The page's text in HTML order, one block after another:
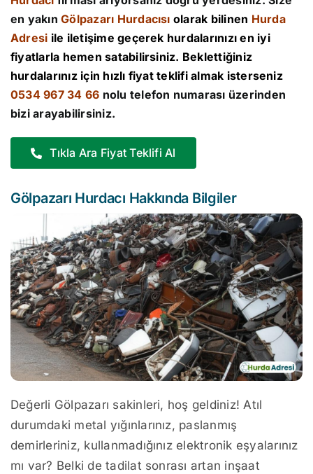
en yakınGölpazarı Hurdacısı olarak bilinen Hurda
Adresi ile iletişime geçerek hurdalarınızı en iyi
fiyatlarla hemen satabilirsiniz. Beklettiğiniz
hurdalarınız için hızlı fiyat teklifi almak isterseniz
0534 967 34 66 nolu telefon numarası üzerinden
bizi arayabilirsiniz.
Tıkla Ara Fiyat Teklifi Al
Gölpazarı Hurdacı Hakkında Bilgiler
Değerli Gölpazarı sakinleri, hoş geldiniz! Atıl
durumdaki metal yığınlarınız, paslanmış
demirleriniz, kullanmadığınız elektronik eşyalarınız
mı var? Belki de tadilat sonrası artan inşaat